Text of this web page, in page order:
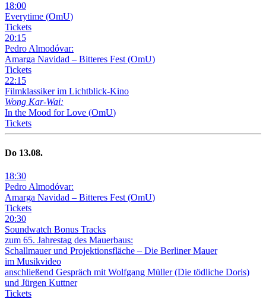
18:00
Everytime (OmU)
Tickets
20:15
Pedro Almodóvar:
Amarga Navidad – Bitteres Fest(OmU)
Tickets
22:15
Filmklassiker im Lichtblick-Kino
Wong Kar-Wai:
In the Mood for Love (OmU)
Tickets
Do 13.08.
18:30
Pedro Almodóvar:
Amarga Navidad – Bitteres Fest (OmU)
Tickets
20:30
Soundwatch Bonus Tracks
zum 65. Jahrestag des Mauerbaus:
Schallmauer und Projektionsfläche – Die Berliner Mauer
im Musikvideo
anschließend Gespräch mit Wolfgang Müller (Die tödliche Doris)
und Jürgen Kuttner
Tickets